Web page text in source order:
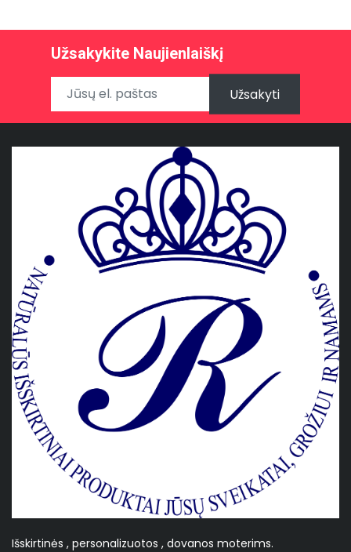
Užsakykite Naujienlaiškį
Užsakyti
Išskirtinės , personalizuotos , dovanos moterims.